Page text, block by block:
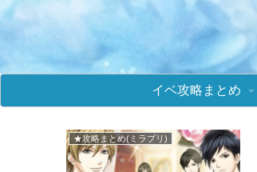
イベ攻略まとめ
★攻略まとめ(誓いのキス)